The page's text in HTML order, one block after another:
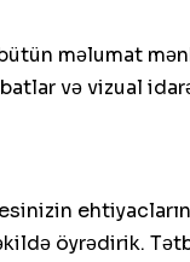
məlumat
və vizual
öyrədirik.